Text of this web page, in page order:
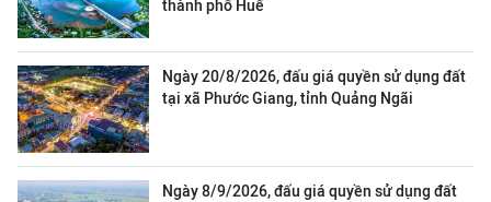
thành phố Huế
Ngày 20/8/2026, đấu giá quyền sử dụng đất
tại xã Phước Giang, tỉnh Quảng Ngãi
Ngày 8/9/2026, đấu giá quyền sử dụng đất